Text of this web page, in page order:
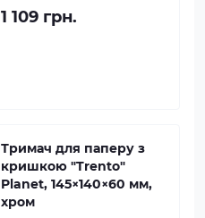
1 109 грн.
Тримач для паперу з
кришкою "Trento"
Planet, 145×140×60 мм,
хром